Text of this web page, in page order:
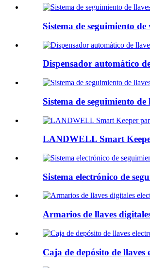
Sistema de seguimiento
Dispensador automático
Sistema de seguimiento
LANDWELL Smart
Sistema electrónico de
Armarios de llaves
Caja de depósito de